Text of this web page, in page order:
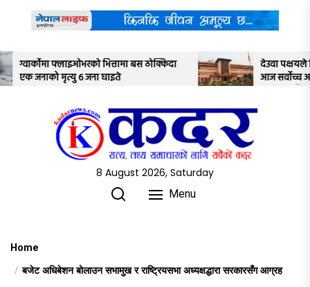
contentबस ठोक्किदा
देउवा पक्षयले दिएकोे पुनरावलोकन
आज सर्वोच्च अदालतका तीन न्यायाधीशले
8 August 2026, Saturday
Menu
Home
बजेट अधिबेशन बोलाउन सभामुख र राष्ट्रियसभा अध्यक्षद्धारा सरकारसँग आग्रह